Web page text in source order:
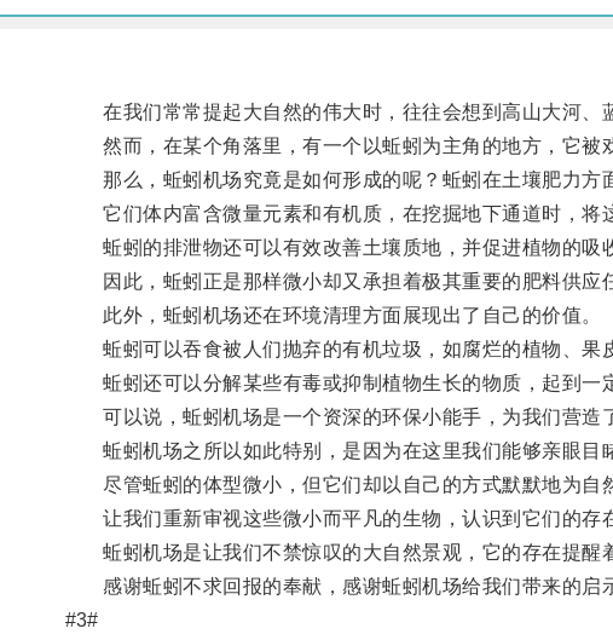
在我们常常提起大自然的伟大时，往往会想到高山大河、
然而，在某个角落里，有一个以蚯蚓为主角的地方，它被戏
那么，蚯蚓机场究竟是如何形成的呢？蚯蚓在土壤肥力方
它们体内富含微量元素和有机质，在挖掘地下通道时，将
蚯蚓的排泄物还可以有效改善土壤质地，并促进植物的吸
因此，蚯蚓正是那样微小却又承担着极其重要的肥料供应
此外，蚯蚓机场还在环境清理方面展现出了自己的价值。
蚯蚓可以吞食被人们抛弃的有机垃圾，如腐烂的植物、果
蚯蚓还可以分解某些有毒或抑制植物生长的物质，起到一
可以说，蚯蚓机场是一个资深的环保小能手，为我们营造
蚯蚓机场之所以如此特别，是因为在这里我们能够亲眼目
尽管蚯蚓的体型微小，但它们却以自己的方式默默地为自
让我们重新审视这些微小而平凡的生物，认识到它们的存
蚯蚓机场是让我们不禁惊叹的大自然景观，它的存在提醒
感谢蚯蚓不求回报的奉献，感谢蚯蚓机场给我们带来的启
#3#